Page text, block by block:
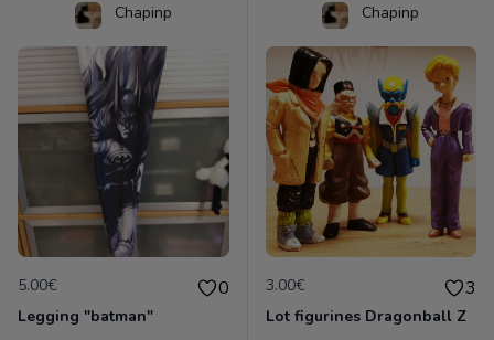
Chapinp
5.00€ 0
Legging "batman"
Chapinp
3.00€ 3
Lot figurines Dragonball Z